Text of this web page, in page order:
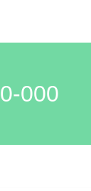
000